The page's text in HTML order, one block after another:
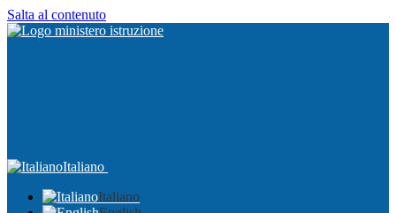
Salta al contenuto
Italiano
Italiano